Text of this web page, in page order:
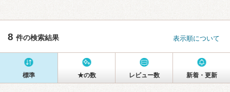
8 件の検索結果 表示順について
標準 ★の数 レビュー数 新着・更新